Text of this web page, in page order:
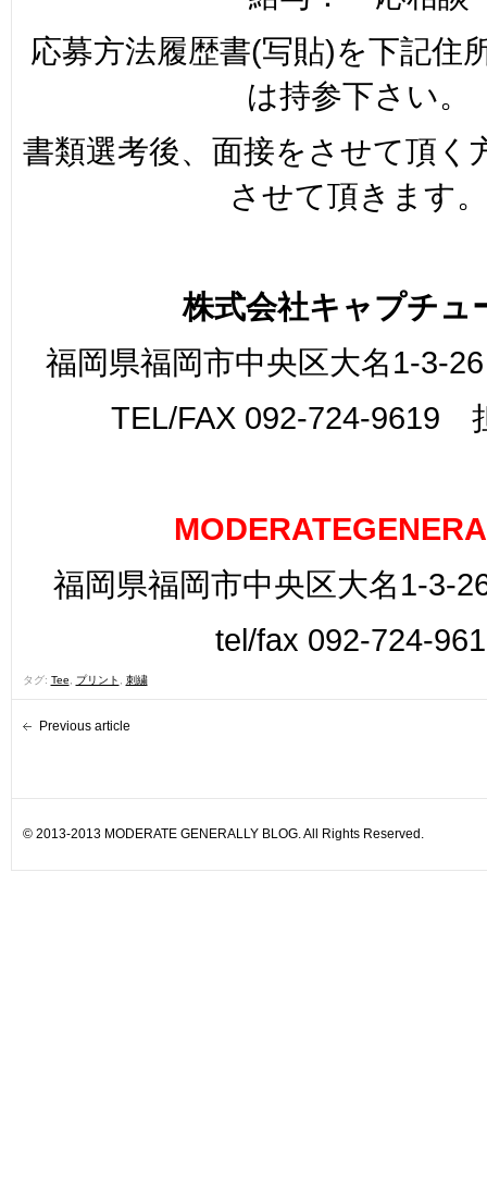
応募方法履歴書(写貼)を下記住
は持参下さい。
書類選考後、面接をさせて頂く
させて頂きます。
株式会社キャプチュ
福岡県福岡市中央区大名1-3-
TEL/FAX 092-724-9619
福岡県福岡市中央区大名1-3-
tel/fax 092-724-
タグ: Tee プリント 刺繍
Previous article
© 2013-2013 MODERATE GENERALLY BLOG. All Rights Reserved.